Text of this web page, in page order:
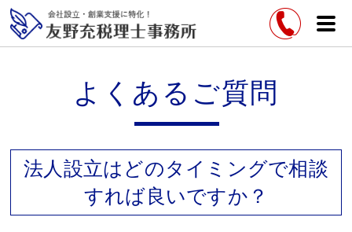
よくあるご質問
法人設立はどのタイミングで相談
すれば良いですか？